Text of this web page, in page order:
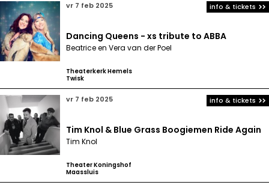
vr 7 feb 2025
Dancing Queens - xs tribute to ABBA
Beatrice en Vera van der Poel
Theaterkerk Hemels
Twisk
info & tickets
vr 7 feb 2025
Tim Knol & Blue Grass Boogiemen Ride Again
Tim Knol
Theater Koningshof
Maassluis
info & tickets